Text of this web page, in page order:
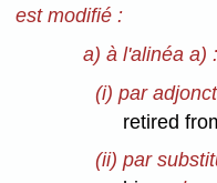
est modifié :
a) à l'alinéa a) :
(i) par
retired
(ii) par